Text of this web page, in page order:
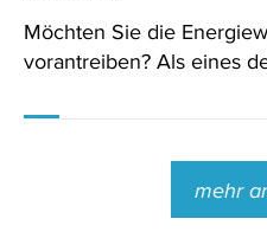
Möchten Sie die
vorantreiben? Als eines
mehr